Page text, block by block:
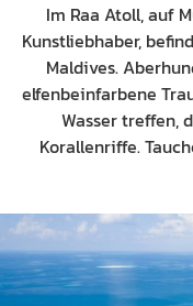
Im Raa Atoll, auf
Kunstliebhaber,
Maldives.
elfenbeinfarbene
Wasser treffen,
Korallenriffe.